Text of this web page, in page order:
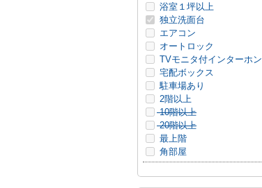
浴室１坪以上
独立洗面台
エアコン
オートロック
TVモニタ付インターホン
宅配ボックス
駐車場あり
2階以上
10階以上
20階以上
最上階
角部屋